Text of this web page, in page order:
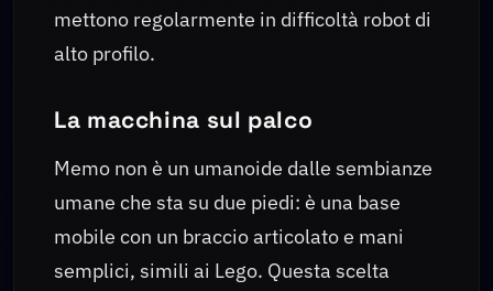
mettono regolarmente in difficoltà robot di
alto profilo.
La macchina sul palco
Memo non è un umanoide dalle sembianze
umane che sta su due piedi: è una base
mobile con un braccio articolato e mani
semplici, simili ai Lego. Questa scelta